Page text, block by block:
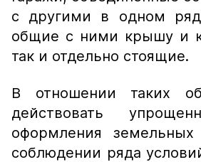
с другими в одном
общие с ними крышу и
так и отдельно стоящие.
В отношении таких
действовать
оформления земельных
соблюдении ряда